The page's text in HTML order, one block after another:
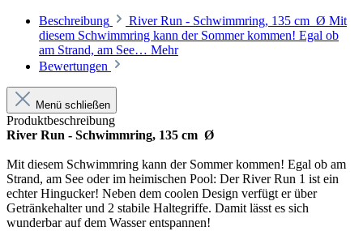
Beschreibung
River Run - Schwimmring, 135 cm Ø Mit
diesem Schwimmring kann der Sommer kommen! Egal ob
am Strand, am See… Mehr
Bewertungen
Menü schließen
Produktbeschreibung
River Run - Schwimmring, 135 cm Ø
Mit diesem Schwimmring kann der Sommer kommen! Egal ob am
Strand, am See oder im heimischen Pool: Der River Run 1 ist ein
echter Hingucker! Neben dem coolen Design verfügt er über
Getränkehalter und 2 stabile Haltegriffe. Damit lässt es sich
wunderbar auf dem Wasser entspannen!